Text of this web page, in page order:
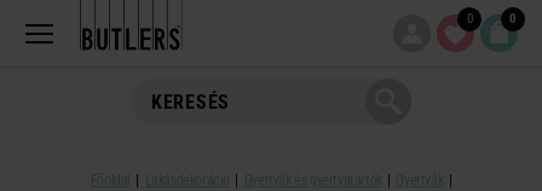
0 0
Főoldal Lakásdekoráció Gyertyák és gyertyatartók
Gyertyák